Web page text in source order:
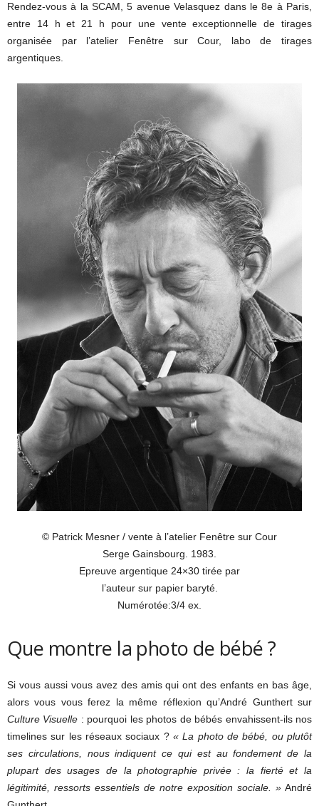
Rendez-vous à la SCAM, 5 avenue Velasquez dans le 8e à Paris,
entre 14 h et 21 h pour une vente exceptionnelle de tirages
organisée par l’atelier Fenêtre sur Cour, labo de tirages
argentiques.
© Patrick Mesner / vente à l’atelier Fenêtre sur Cour
Serge Gainsbourg. 1983.
Epreuve argentique 24×30 tirée par
l’auteur sur papier baryté.
Numérotée:3/4 ex.
Que montre la photo de bébé ?
Si vous aussi vous avez des amis qui ont des enfants en bas âge,
alors vous vous ferez la même réflexion qu’André Gunthert sur
Culture Visuelle : pourquoi les photos de bébés envahissent-ils nos
timelines sur les réseaux sociaux ? « La photo de bébé, ou plutôt
ses circulations, nous indiquent ce qui est au fondement de la
plupart des usages de la photographie privée : la fierté et la
légitimité, ressorts essentiels de notre exposition sociale. » André